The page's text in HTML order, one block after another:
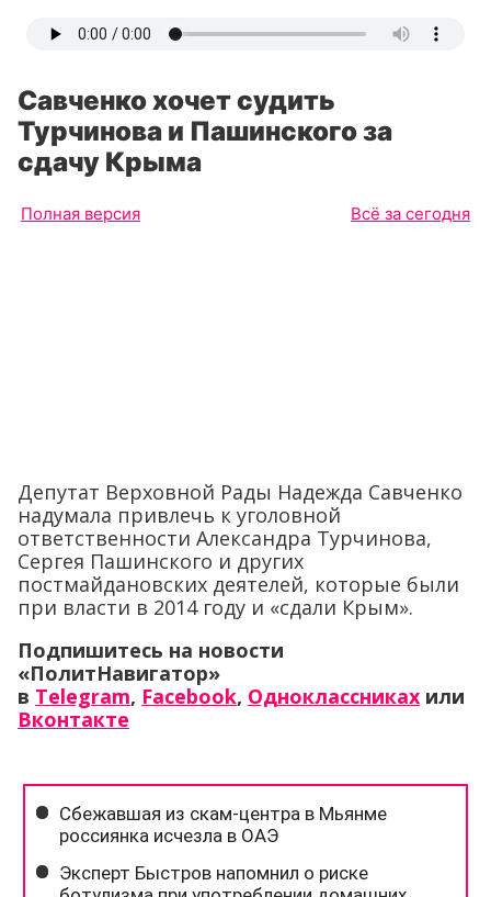
Савченко хочет судить
Турчинова и Пашинского за
сдачу Крыма
Полная версия Всё за сегодня
Депутат Верховной Рады Надежда Савченко
надумала привлечь к уголовной
ответственности Александра Турчинова,
Сергея Пашинского и других
постмайдановских деятелей, которые были
при власти в 2014 году и «сдали Крым».
Подпишитесь на новости
«ПолитНавигатор»
в Telegram, Facebook, Одноклассниках или
Вконтакте